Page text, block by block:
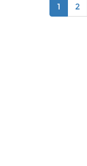
1 2